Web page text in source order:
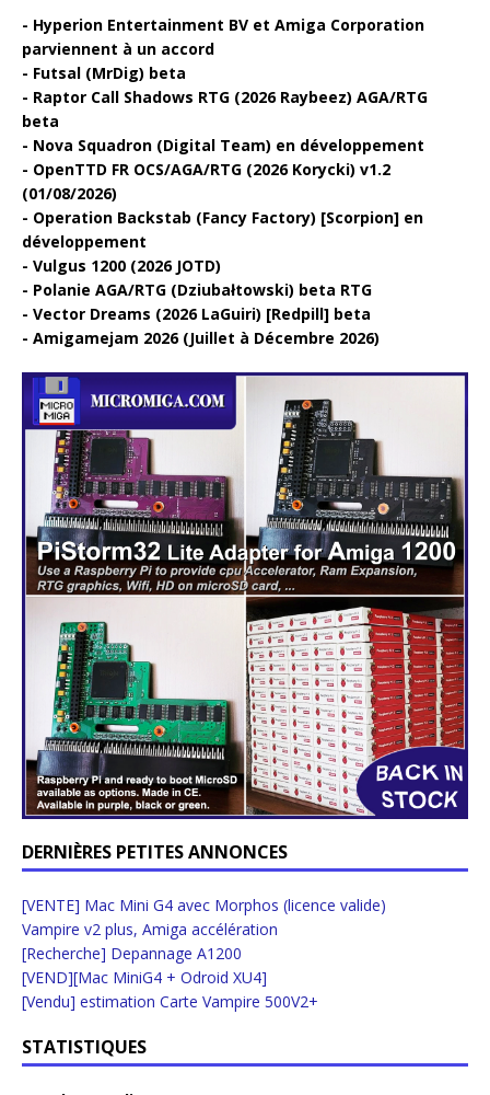
Hyperion Entertainment BV et Amiga Corporation
parviennent à un accord
Futsal (MrDig) beta
Raptor Call Shadows RTG (2026 Raybeez) AGA/RTG
beta
Nova Squadron (Digital Team) en développement
OpenTTD FR OCS/AGA/RTG (2026 Korycki) v1.2
(01/08/2026)
Operation Backstab (Fancy Factory) [Scorpion] en
développement
Vulgus 1200 (2026 JOTD)
Polanie AGA/RTG (Dziubałtowski) beta RTG
Vector Dreams (2026 LaGuiri) [Redpill] beta
Amigamejam 2026 (Juillet à Décembre 2026)
DERNIÈRES PETITES ANNONCES
[VENTE] Mac Mini G4 avec Morphos (licence valide)
Vampire v2 plus, Amiga accélération
[Recherche] Depannage A1200
[VEND][Mac MiniG4 + Odroid XU4]
[Vendu] estimation Carte Vampire 500V2+
STATISTIQUES